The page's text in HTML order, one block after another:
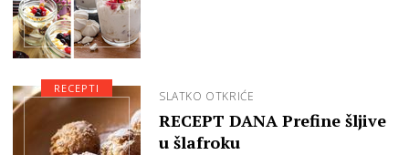
SLATKO OTKRIĆE
RECEPT DANA Prefine šljive
u šlafroku
RECEPTI